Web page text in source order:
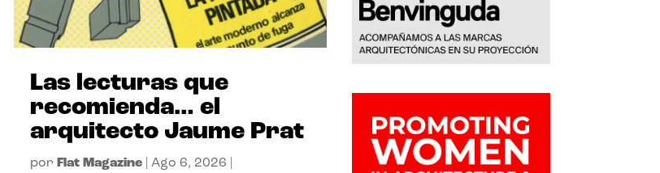
Las lecturas que
recomienda… el
arquitecto Jaume Prat
por Flat Magazine| Ago 6, 2026